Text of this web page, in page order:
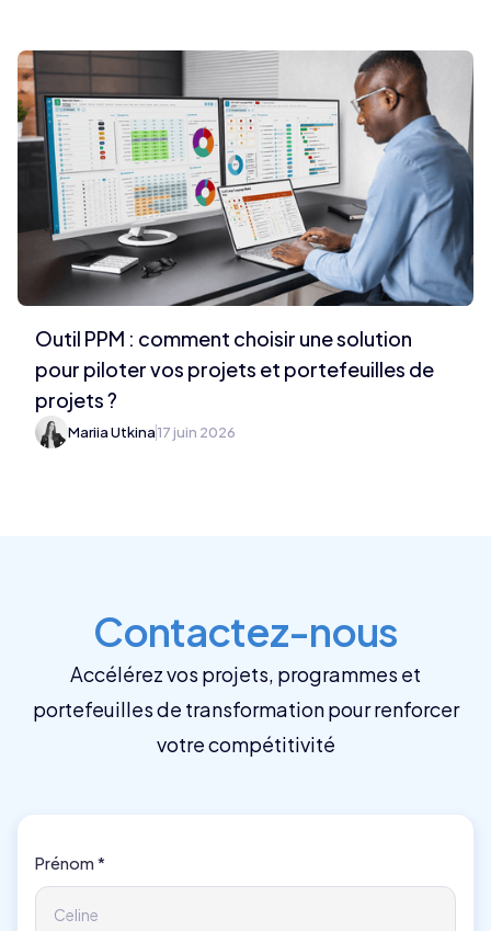
Outil PPM : comment choisir une solution
pour piloter vos projets et portefeuilles de
projets ?
Mariia Utkina17 juin 2026
Contactez-nous
Accélérez vos projets, programmes et
portefeuilles de transformation pour renforcer
votre compétitivité
Prénom *